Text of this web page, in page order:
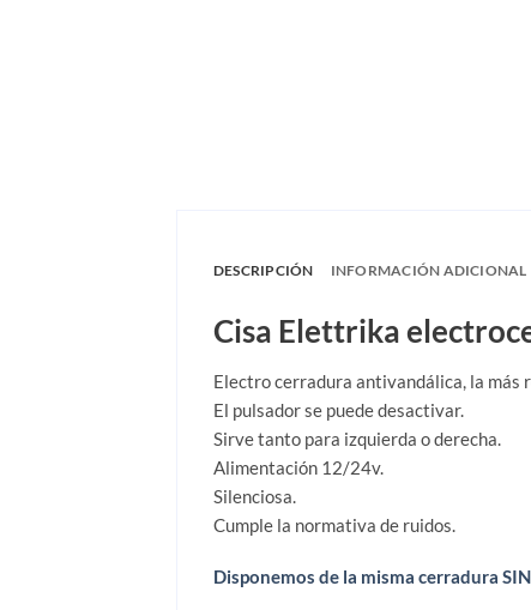
DESCRIPCIÓN INFORMACIÓN ADICIONAL
Cisa Elettrika
Electro cerradura antivandálica, la más
El pulsador se puede desactivar.
Sirve tanto para izquierda o derecha.
Alimentación 12/24v.
Silenciosa.
Cumple la normativa de ruidos.
Disponemos de la misma cerradura